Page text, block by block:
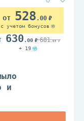
и
528 .00
с учетом бонусов
630 .00 681.00
+ 19